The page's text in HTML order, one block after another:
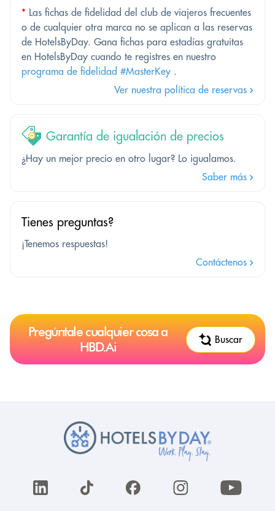
* Las fichas de fidelidad del club de viajeros frecuentes
o de cualquier otra marca no se aplican a las reservas
de HotelsByDay. Gana fichas para estadías gratuitas
en HotelsByDay cuando te registres en nuestro
programa de fidelidad #MasterKey .
Ver nuestra política de reservas
Garantía de igualación de precios
¿Hay un mejor precio en otro lugar? Lo igualamos.
Saber más
Tienes preguntas?
¡Tenemos respuestas!
Contáctenos
Pregúntale cualquier cosa a
HBD.Ai
Buscar